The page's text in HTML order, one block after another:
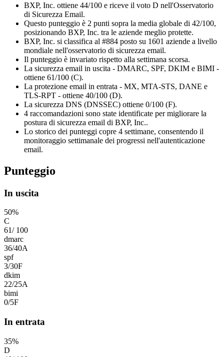
BXP, Inc. ottiene 44/100 e riceve il voto D nell'Osservatorio
di Sicurezza Email.
Questo punteggio è 2 punti sopra la media globale di 42/100,
posizionando BXP, Inc. tra le aziende meglio protette.
BXP, Inc. si classifica al #884 posto su 1601 aziende a livello
mondiale nell'osservatorio di sicurezza email.
Il punteggio è invariato rispetto alla settimana scorsa.
La sicurezza email in uscita - DMARC, SPF, DKIM e BIMI -
ottiene 61/100 (C).
La protezione email in entrata - MX, MTA-STS, DANE e
TLS-RPT - ottiene 40/100 (D).
La sicurezza DNS (DNSSEC) ottiene 0/100 (F).
4 raccomandazioni sono state identificate per migliorare la
postura di sicurezza email di BXP, Inc..
Lo storico dei punteggi copre 4 settimane, consentendo il
monitoraggio settimanale dei progressi nell'autenticazione
email.
Punteggio
In uscita
50%
C
61/ 100
dmarc
36/40A
spf
3/30F
dkim
22/25A
bimi
0/5F
In entrata
35%
D